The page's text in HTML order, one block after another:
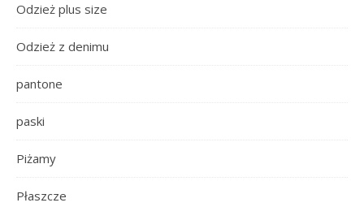
Odzież plus size
Odzież z denimu
pantone
paski
Piżamy
Płaszcze